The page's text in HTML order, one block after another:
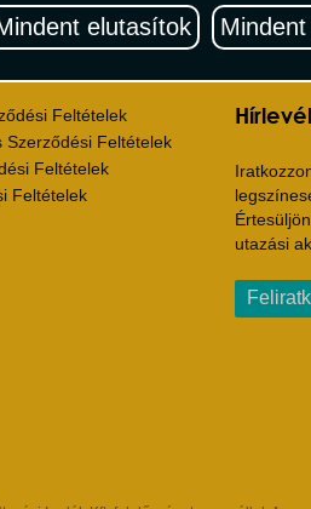
elutasítok
Útikritika.hu
Feltételek
Szerződési Feltételek
Feltételek
Feltételek
Hírlevél
utazási